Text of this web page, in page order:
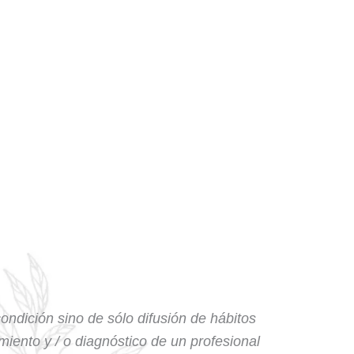
sino de sólo difusión de hábitos
y / o diagnóstico de un profesional